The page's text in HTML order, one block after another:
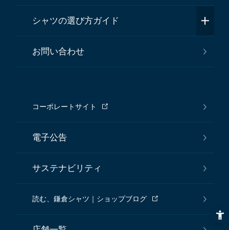
シャツの選び方ガイド
お問い合わせ
コーポレートサイト
電子公告
サステナビリティ
読む、鎌倉シャツ｜ショップブログ